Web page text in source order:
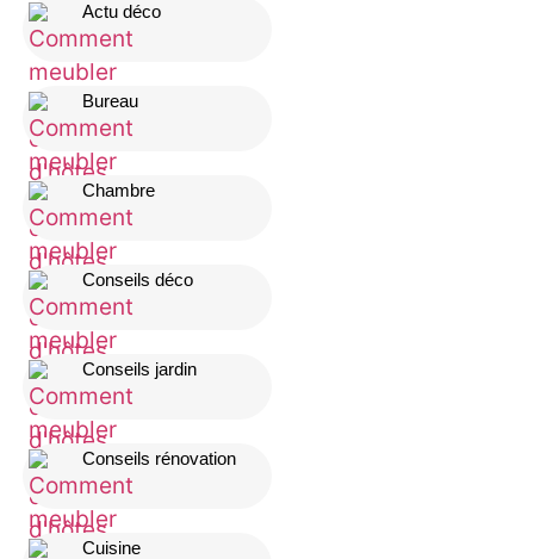
Actu déco
Bureau
Chambre
Conseils déco
Conseils jardin
Conseils rénovation
Cuisine